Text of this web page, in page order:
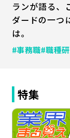
ランが語る、
ダードの一つ
は。
#事務職#職種
特集